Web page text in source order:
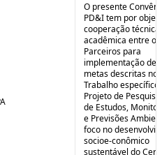
O presente
PD&I tem por
cooperação técnica
acadêmica entre os
Parceiros para
implementação de
metas descritas no
Trabalho específico
Projeto de
de Estudos,
e Previsões
foco no
socioe-conômico
sustentável do